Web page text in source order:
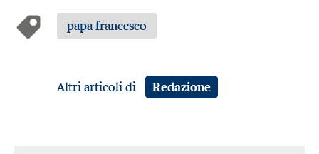
papa francesco
Altri articoli di Redazione